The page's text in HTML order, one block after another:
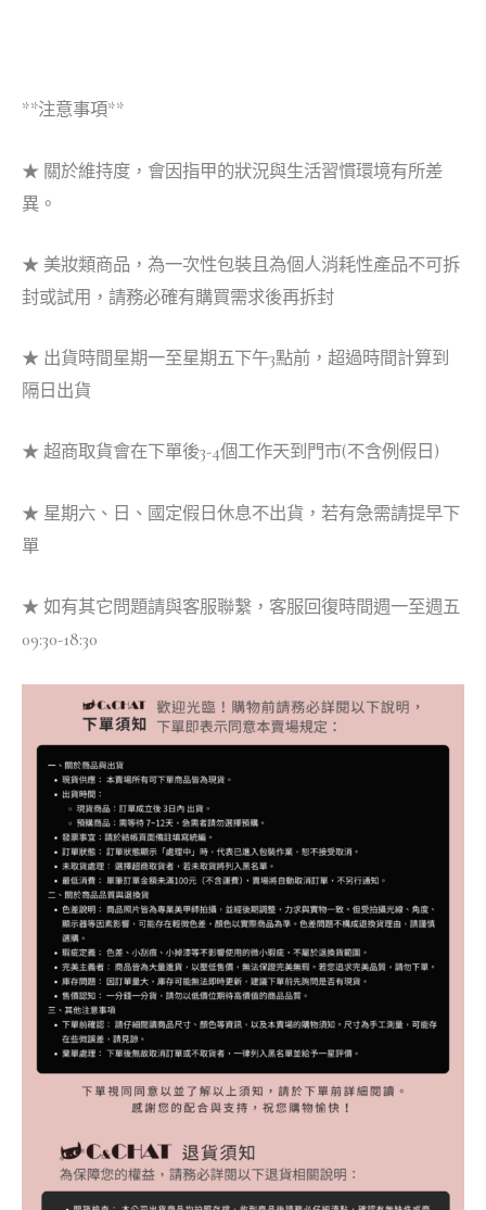
**注意事項**
★ 關於維持度，會因指甲的狀況與生活習慣環境有所差
異。
★ 美妝類商品，為一次性包裝且為個人消耗性產品不可拆
封或試用，請務必確有購買需求後再拆封
★ 出貨時間星期一至星期五下午3點前，超過時間計算到
隔日出貨
★ 超商取貨會在下單後3-4個工作天到門市(不含例假日)
★ 星期六、日、國定假日休息不出貨，若有急需請提早下
單
★ 如有其它問題請與客服聯繫，客服回復時間週一至週五
09:30-18:30